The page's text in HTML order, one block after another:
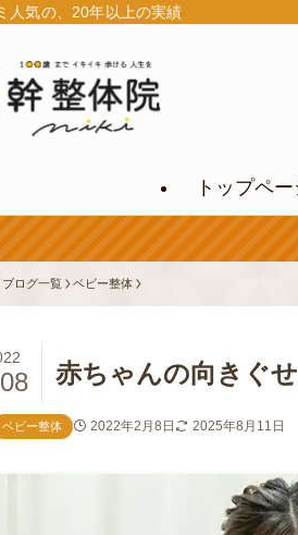
人気の、20年以上の実績
トップペー
ブログ一覧 ベビー整体
赤ちゃんの向きぐ
ベビー整体 2022年2月8日 2025年8月11日